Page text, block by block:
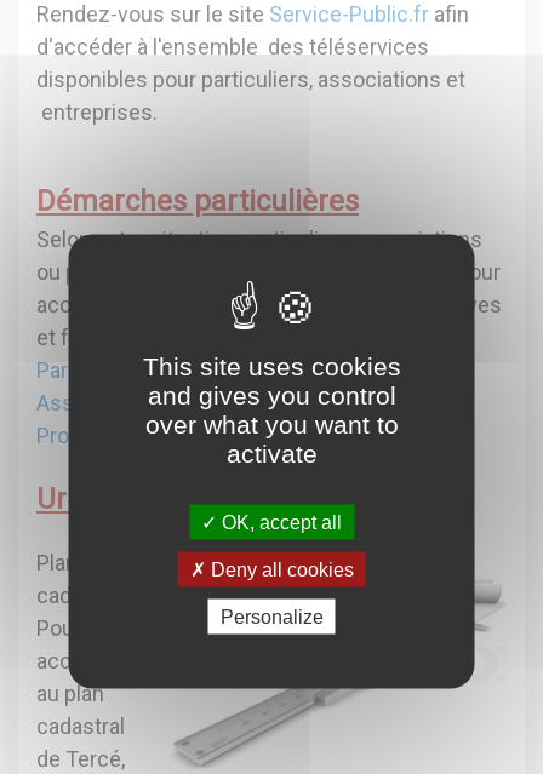
Rendez-vous sur le site Service-Public.fr afin
d'accéder à l'ensemble des téléservices
disponibles pour particuliers, associations et
entreprises.
Démarches particulières
Selon votre situation, particuliers, associations
ou professionnels, voici les différents liens pour
accéder à toutes les démarches administratives
et formulaires à télécharger.
Particuliers
Associations
Professionnels - Entreprises
Urbanisme
Plan
cadastral
Pour
accéder
au plan
cadastral
de Tercé,
This site uses cookies
and gives you control
over what you want to
activate
OK, accept all
Deny all cookies
Personalize